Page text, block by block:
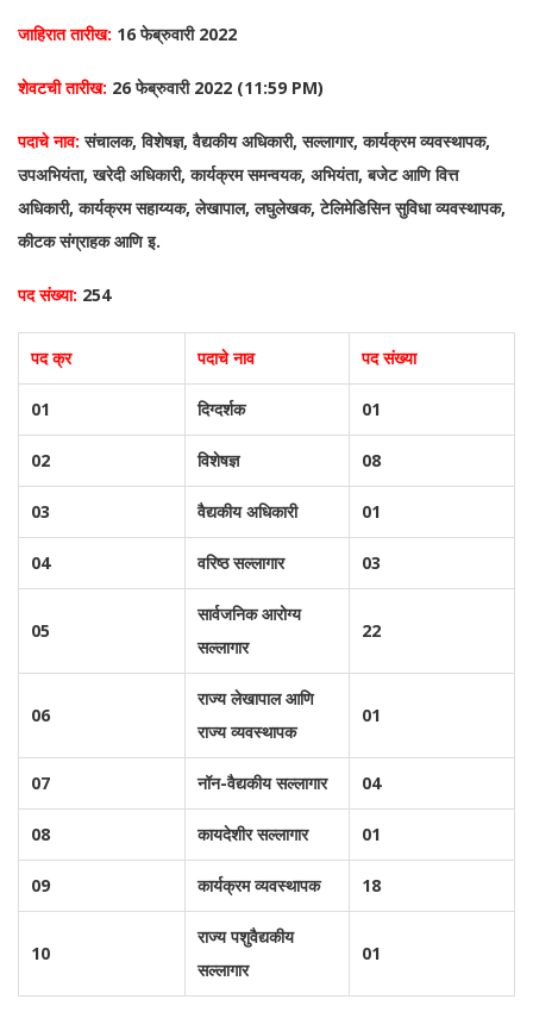
जाहिरात तारीख: 16 फेब्रुवारी 2022
शेवटची तारीख: 26 फेब्रुवारी 2022 (11:59 PM)
पदाचे नाव: संचालक, विशेषज्ञ, वैद्यकीय अधिकारी, सल्लागार, कार्यक्रम व्यवस्थापक,
उपअभियंता, खरेदी अधिकारी, कार्यक्रम समन्वयक, अभियंता, बजेट आणि वित्त
अधिकारी, कार्यक्रम सहाय्यक, लेखापाल, लघुलेखक, टेलिमेडिसिन सुविधा व्यवस्थापक,
कीटक संग्राहक आणि इ.
पद संख्या: 254
पद क्र पदाचे नाव पद संख्या
01 दिग्दर्शक 01
02 विशेषज्ञ 08
03 वैद्यकीय अधिकारी 01
04 वरिष्ठ सल्लागार 03
05
सार्वजनिक आरोग्य
सल्लागार
22
06
राज्य लेखापाल आणि
राज्य व्यवस्थापक
01
07 नॉन-वैद्यकीय सल्लागार 04
08 कायदेशीर सल्लागार 01
09 कार्यक्रम व्यवस्थापक 18
10
राज्य पशुवैद्यकीय
सल्लागार
01